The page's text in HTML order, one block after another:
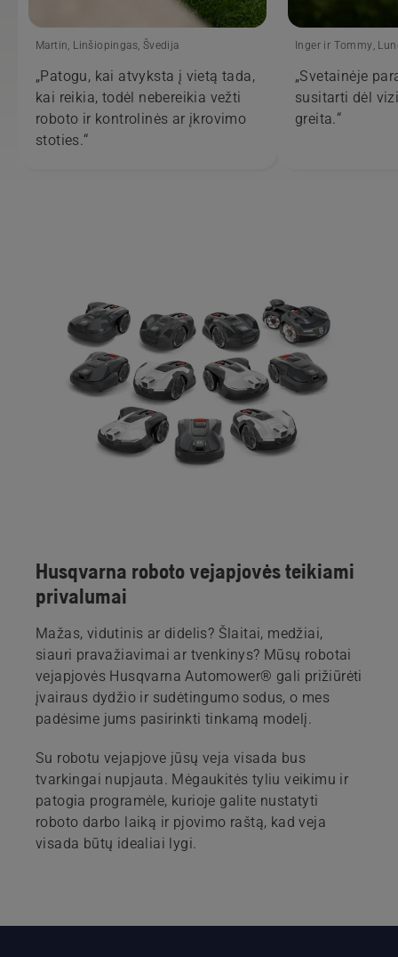
Martin, Linšiopingas, Švedija
„Patogu, kai atvyksta į vietą tada,
kai reikia, todėl nebereikia vežti
roboto ir kontrolinės ar įkrovimo
stoties.“
Inger ir Tommy,
„Svetainėje
susitarti dėl
greita.“
Husqvarna roboto vejapjovės teikiami
privalumai
Mažas, vidutinis ar didelis? Šlaitai, medžiai,
siauri pravažiavimai ar tvenkinys? Mūsų robotai
vejapjovės Husqvarna Automower® gali prižiūrėti
įvairaus dydžio ir sudėtingumo sodus, o mes
padėsime jums pasirinkti tinkamą modelį.
Su robotu vejapjove jūsų veja visada bus
tvarkingai nupjauta. Mėgaukitės tyliu veikimu ir
patogia programėle, kurioje galite nustatyti
roboto darbo laiką ir pjovimo raštą, kad veja
visada būtų idealiai lygi.